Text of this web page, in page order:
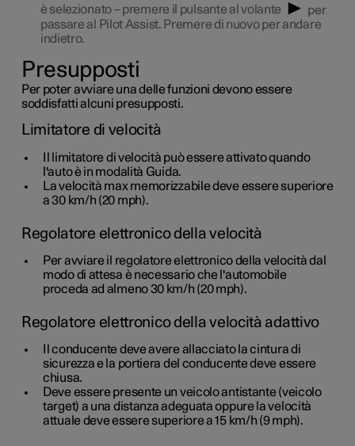
è selezionato – premere il pulsante al volante
per
passare al Pilot Assist. Premere di nuovo per andare
indietro.
Presupposti
Per poter avviare una delle funzioni devono essere
soddisfatti alcuni presupposti.
Limitatore di velocità
Il limitatore di velocità può essere attivato quando
l'auto è in modalità Guida.
La velocità max memorizzabile deve essere superiore
a30 km/h (20 mph).
Regolatore elettronico della velocità
Per avviare il regolatore elettronico della velocità dal
modo di attesa è necessario che l'automobile
proceda ad almeno30 km/h (20 mph).
Regolatore elettronico della velocità adattivo
Il conducente deve avere allacciato la cintura di
sicurezza e la portiera del conducente deve essere
chiusa.
Deve essere presente un veicolo antistante (veicolo
target) a una distanza adeguata oppure la velocità
attuale deve essere superiore a15 km/h (9 mph).